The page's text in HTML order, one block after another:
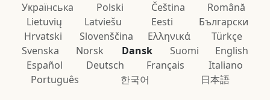
Українська Polski Čeština
Română
Lietuvių
Latviešu Eesti
Български
Hrvatski
Slovenščina Ελληνικά
Türkçe
Svenska
Norsk Dansk Suomi
English
Español
Deutsch Français
Italiano
Português
한국어 日本語